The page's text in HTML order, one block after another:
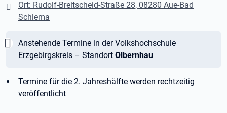
Ort: Rudolf-Breitscheid-Straße 28, 08280 Aue-Bad
Schlema
Wichtig:
Anstehende Termine in der Volkshochschule
Erzgebirgskreis – Standort Olbernhau
Termine für die 2. Jahreshälfte werden rechtzeitig
veröffentlicht